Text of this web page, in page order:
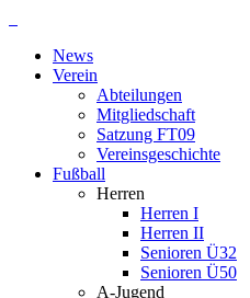
springenNews
Verein
Abteilungen
Mitgliedschaft
Satzung FT09
Vereinsgeschichte
Fußball
Herren
Herren I
Herren II
Senioren Ü32
Senioren Ü50
A-Jugend